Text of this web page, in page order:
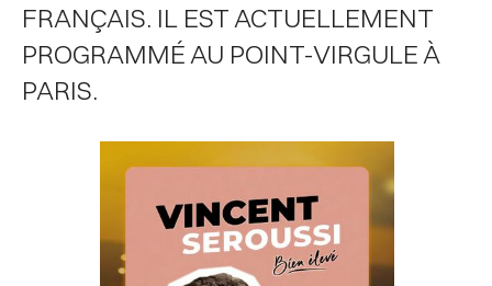
FRANÇAIS. IL EST ACTUELLEMENT
PROGRAMMÉ AU POINT-VIRGULE À
PARIS.